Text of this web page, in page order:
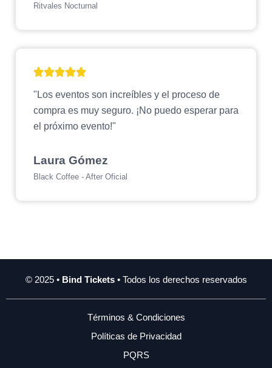
Ritvales Nocturnal
"Los eventos son increíbles y el proceso de
compra es muy seguro. ¡No puedo esperar para
el próximo evento!"
Laura Gómez
Black Coffee - After Oficial
© 2025 • Bind Tickets• Todos los derechos reservados
Términos & Condiciones
Políticas de Privacidad
PQRS